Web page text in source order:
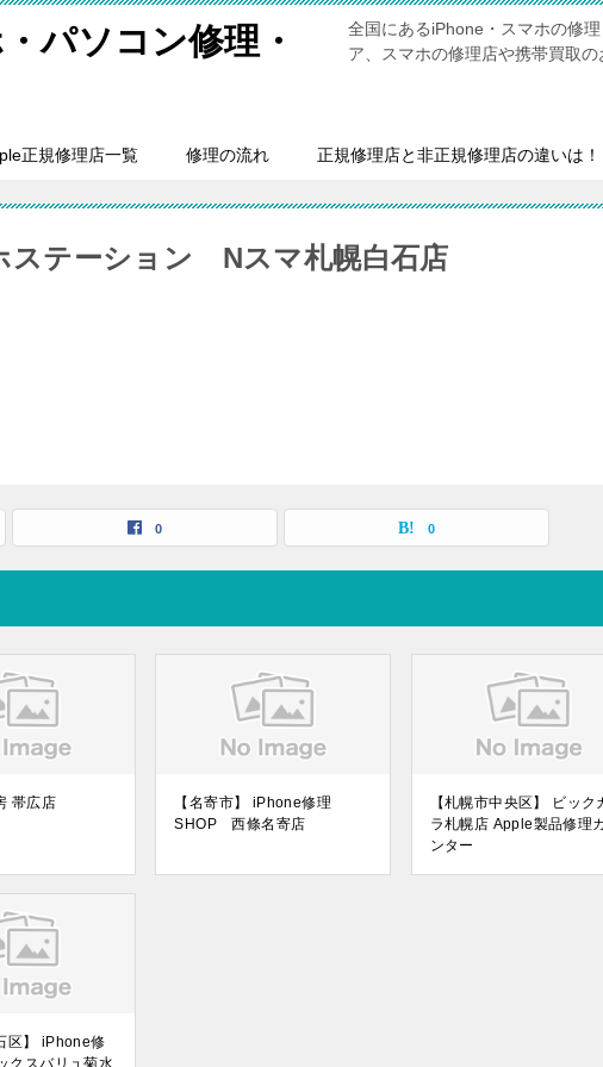
パソコン修理・
全国にあるiPhone・スマホの修
ア、スマホの修理店や携帯買取の
正規修理店一覧 修理の流れ 正規修理店と非正規修理店の違いは！
ステーション Nスマ札幌白石店
0 0
帯広店
【名寄市】 iPhone修理
SHOP 西條名寄店
【札幌市中央区】 ビック
ラ札幌店 Apple製品修理
ンター
区】 iPhone修
クスバリュ菊水